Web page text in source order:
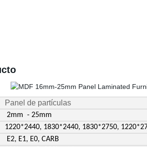
Panel de partículas
2mm - 25mm
1220*2440, 1830*2440, 1830*2750,
E2, E1, E0, CARB